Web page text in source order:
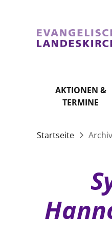
AKTIONEN &
TERMINE
Startseite Archiv